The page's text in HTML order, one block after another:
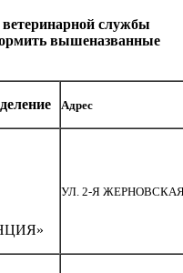
ветеринарной службы
вышеназванные
Адрес
УЛ. 2-Я